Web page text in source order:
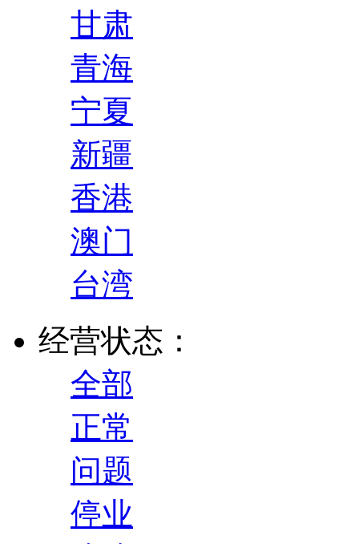
甘肃
青海
宁夏
新疆
香港
澳门
台湾
经营状态：
全部
正常
问题
停业